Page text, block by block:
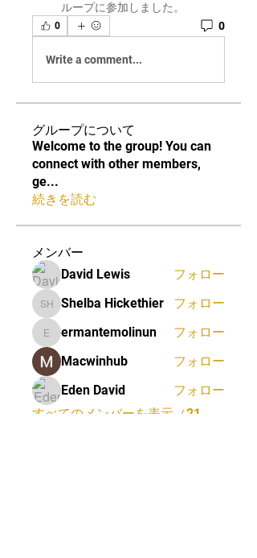
ループに参加しました。
0 0
Write a comment...
グループについて
Welcome to the group! You can
connect with other members,
ge...
続きを読む
メンバー
David Lewis フォロー
Shelba Hickethier
Shelba Hickethier フォロー
ermantemolinun
ermantemolinun
フォロー
Macwinhub
フォロー
Eden David
フォロー
すべてのメンバーを表示（21